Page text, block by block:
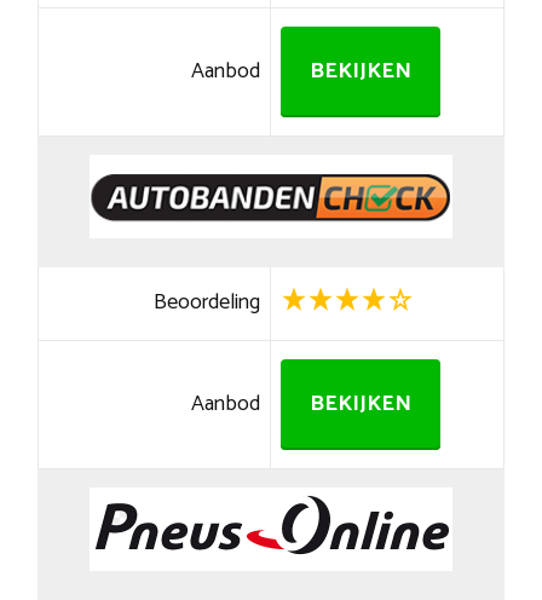
Aanbod BEKIJKEN
Beoordeling
Aanbod BEKIJKEN